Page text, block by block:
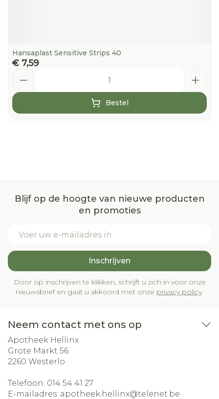
Hansaplast Sensitive Strips 40
€ 7,59
Bestel
Blijf op de hoogte van nieuwe producten
en promoties
Inschrijven
Door op inschrijven te klikken, schrijft u zich in voor onze
nieuwsbrief en gaat u akkoord met onze privacy policy.
Neem contact met ons op
Apotheek Hellinx
Grote Markt 56
2260 Westerlo
Telefoon: 014 54 41 27
E-mailadres: apotheek.hellinx@telenet.be